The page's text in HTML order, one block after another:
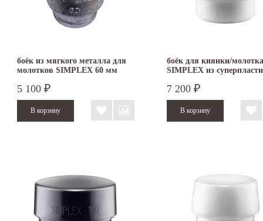
боёк из мягкого металла для
молотков SIMPLEX 60 мм
5 100 ₽
боёк для киянки/молотка
SIMPLEX из
7 200 ₽